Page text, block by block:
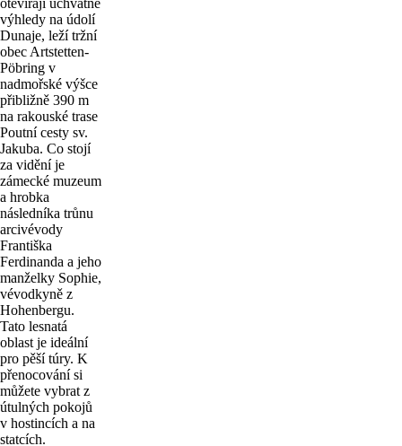
otevírají úchvatné
výhledy na údolí
Dunaje, leží tržní
obec Artstetten-
Pöbring v
nadmořské výšce
přibližně 390 m
na rakouské trase
Poutní cesty sv.
Jakuba. Co stojí
za vidění je
zámecké muzeum
a hrobka
následníka trůnu
arcivévody
Františka
Ferdinanda a jeho
manželky Sophie,
vévodkyně z
Hohenbergu.
Tato lesnatá
oblast je ideální
pro pěší túry. K
přenocování si
můžete vybrat z
útulných pokojů
v hostincích a na
statcích.